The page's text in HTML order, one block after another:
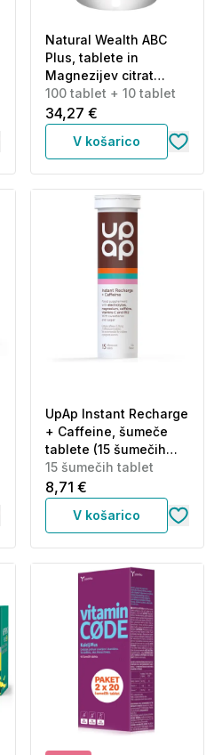
Natural Wealth ABC
Plus, tablete in
Magnezijev citrat
šumeče tablete -
paket (100 tablet + 10
tablet)
100 tablet + 10 tablet
34,27 €
V košarico
UpAp Instant Recharge
+ Caffeine, šumeče
tablete (15 šumečih
tablet)
15 šumečih tablet
8,71 €
V košarico